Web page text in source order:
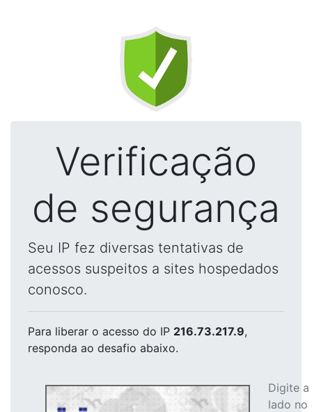
Verificação
de segurança
Seu IP fez diversas tentativas de
acessos suspeitos a sites hospedados
conosco.
Para liberar o acesso do IP 216.73.217.9,
responda ao desafio abaixo.
Digite
lado no